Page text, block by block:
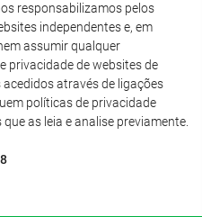
responsabilizamos pelos
independentes e, em
assumir qualquer
privacidade de websites de
através de ligações
políticas de privacidade
as leia e analise previamente.